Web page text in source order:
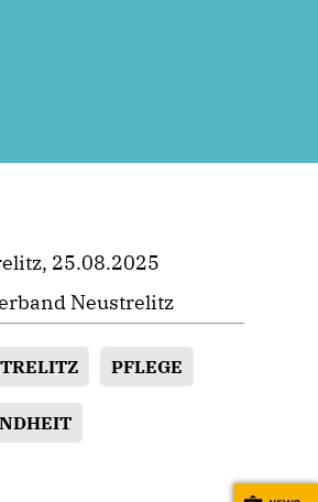
25.08.2025
Neustrelitz
PFLEGE